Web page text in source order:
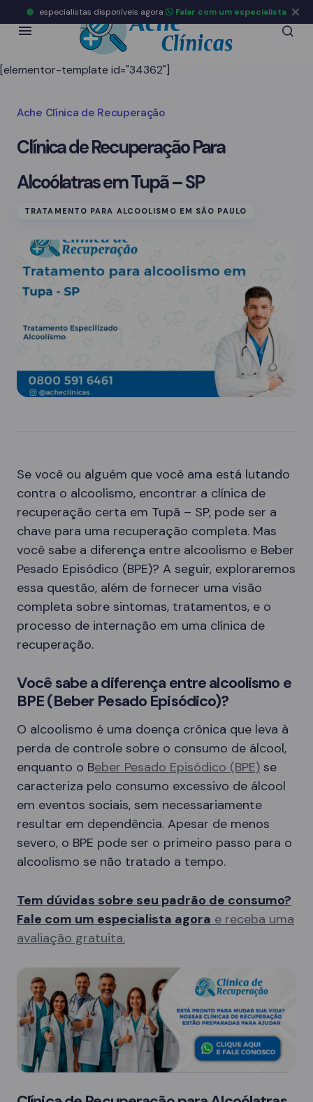
[elementor-template id="34362"]
Ache Clínica de Recuperação
Clínica de Recuperação Para
Alcoólatras em Tupã – SP
TRATAMENTO PARA ALCOOLISMO EM SÃO PAULO
Se você ou alguém que você ama está lutando
contra o alcoolismo, encontrar a clínica de
recuperação certa em Tupã – SP, pode ser a
chave para uma recuperação completa. Mas
você sabe a diferença entre alcoolismo e Beber
Pesado Episódico (BPE)? A seguir, exploraremos
essa questão, além de fornecer uma visão
completa sobre sintomas, tratamentos, e o
processo de internação em uma clínica de
recuperação.
Você sabe a diferença entre alcoolismo e
BPE (Beber Pesado Episódico)?
O alcoolismo é uma doença crônica que leva à
perda de controle sobre o consumo de álcool,
enquanto o Beber Pesado Episódico (BPE) se
caracteriza pelo consumo excessivo de álcool
em eventos sociais, sem necessariamente
resultar em dependência. Apesar de menos
severo, o BPE pode ser o primeiro passo para o
alcoolismo se não tratado a tempo.
Tem dúvidas sobre seu padrão de consumo?
Fale com um especialista agora e receba uma
avaliação gratuita.
especialistas disponíveis agora Falar com um especialista